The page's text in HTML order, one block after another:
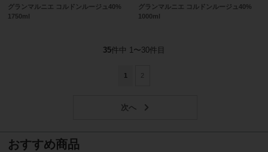
グランマルニエ コルドンルージュ40%
1750ml
グランマルニエ コルドンルージュ40%
1000ml
35件中 1〜30件目
1 2
おすすめ商品